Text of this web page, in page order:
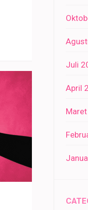
Juli
April